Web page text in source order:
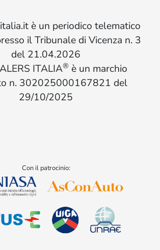
è un periodico telematico
il Tribunale di Vicenza n. 3
del 21.04.2026
ITALIA® è un marchio
n. 302025000167821 del
29/10/2025
Con il patrocinio: